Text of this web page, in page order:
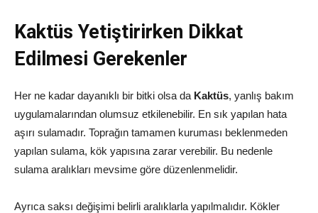
Kaktüs Yetiştirirken Dikkat
Edilmesi Gerekenler
Her ne kadar dayanıklı bir bitki olsa da Kaktüs, yanlış bakım
uygulamalarından olumsuz etkilenebilir. En sık yapılan hata
aşırı sulamadır. Toprağın tamamen kuruması beklenmeden
yapılan sulama, kök yapısına zarar verebilir. Bu nedenle
sulama aralıkları mevsime göre düzenlenmelidir.
Ayrıca saksı değişimi belirli aralıklarla yapılmalıdır. Kökler